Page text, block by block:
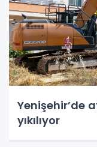
Yenişehir’de
yıkılıyor